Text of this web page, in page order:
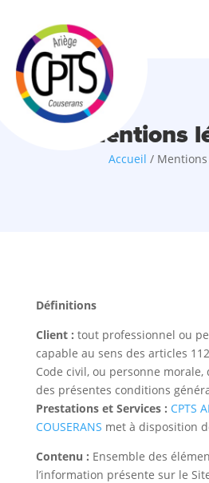
Mentions
Accueil /
Définitions
Client : tout professionnel ou
capable au sens des articles
Code civil, ou personne
des présentes conditions
Prestations et Services : CPTS
COUSERANS met à disposition
Contenu : Ensemble des
l’information présente sur le